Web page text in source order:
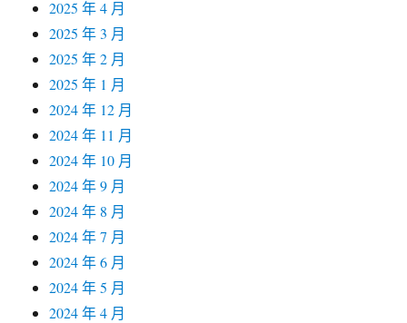
2025 年 4 月
2025 年 3 月
2025 年 2 月
2025 年 1 月
2024 年 12 月
2024 年 11 月
2024 年 10 月
2024 年 9 月
2024 年 8 月
2024 年 7 月
2024 年 6 月
2024 年 5 月
2024 年 4 月